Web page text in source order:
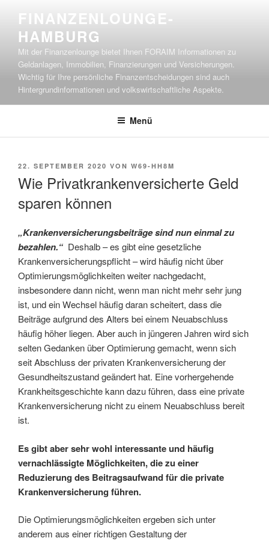
springen
FINANZENLOUNGE-
HAMBURG
Mit der Finanzenlounge bietet Ihnen FORAIM Informationen zu
Geldanlagen, Immobilien, Finanzierungen und Versicherungen.
Wichtig für Ihre persönliche Finanzentscheidungen sind auch
Hintergrundinformationen und volkswirtschaftliche Aspekte.
Menü
VERÖFFENTLICHT
22. SEPTEMBER 2020 VON W69-HH8M
Wie Privatkrankenversicherte Geld
sparen können
„Krankenversicherungsbeiträge sind nun einmal zu
bezahlen.“ Deshalb – es gibt eine gesetzliche
Krankenversicherungspflicht – wird häufig nicht über
Optimierungsmöglichkeiten weiter nachgedacht,
insbesondere dann nicht, wenn man nicht mehr sehr jung
ist, und ein Wechsel häufig daran scheitert, dass die
Beiträge aufgrund des Alters bei einem Neuabschluss
häufig höher liegen. Aber auch in jüngeren Jahren wird sich
selten Gedanken über Optimierung gemacht, wenn sich
seit Abschluss der privaten Krankenversicherung der
Gesundheitszustand geändert hat. Eine vorhergehende
Krankheitsgeschichte kann dazu führen, dass eine private
Krankenversicherung nicht zu einem Neuabschluss bereit
ist.
Es gibt aber sehr wohl interessante und häufig
vernachlässigte Möglichkeiten, die zu einer
Reduzierung des Beitragsaufwand für die private
Krankenversicherung führen.
Die Optimierungsmöglichkeiten ergeben sich unter
anderem aus einer richtigen Gestaltung der